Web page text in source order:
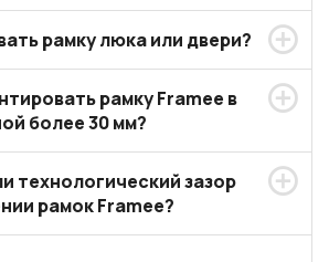
рамку люка или двери?
рамку Framee в
более 30 мм?
технологический зазор
рамок Framee?